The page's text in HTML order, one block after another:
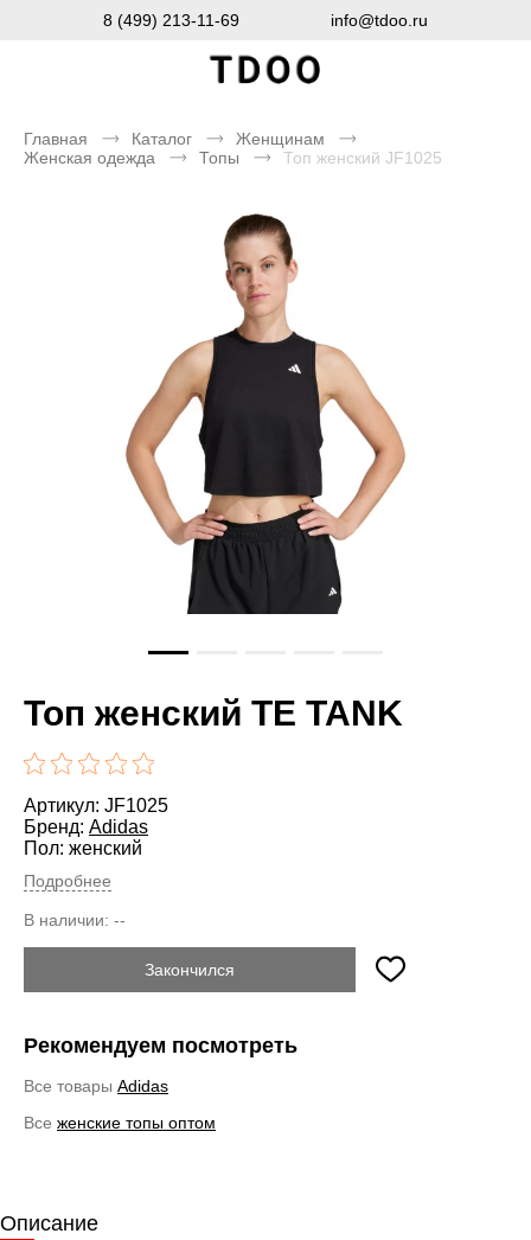
8 (499) 213-11-69 info@tdoo.ru
Главная Каталог
Женщинам
Женская одежда
Топы Топ женский JF1025
Топ женский TE TANK
Артикул: JF1025
Бренд: Adidas
Пол: женский
Подробнее
В наличии: --
Закончился
Рекомендуем посмотреть
Все товары Adidas
Все женские топы оптом
Описание